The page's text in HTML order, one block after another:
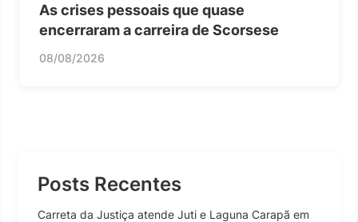
As crises pessoais que quase
encerraram a carreira de Scorsese
08/08/2026
Posts Recentes
Carreta da Justiça atende Juti e Laguna Carapã em